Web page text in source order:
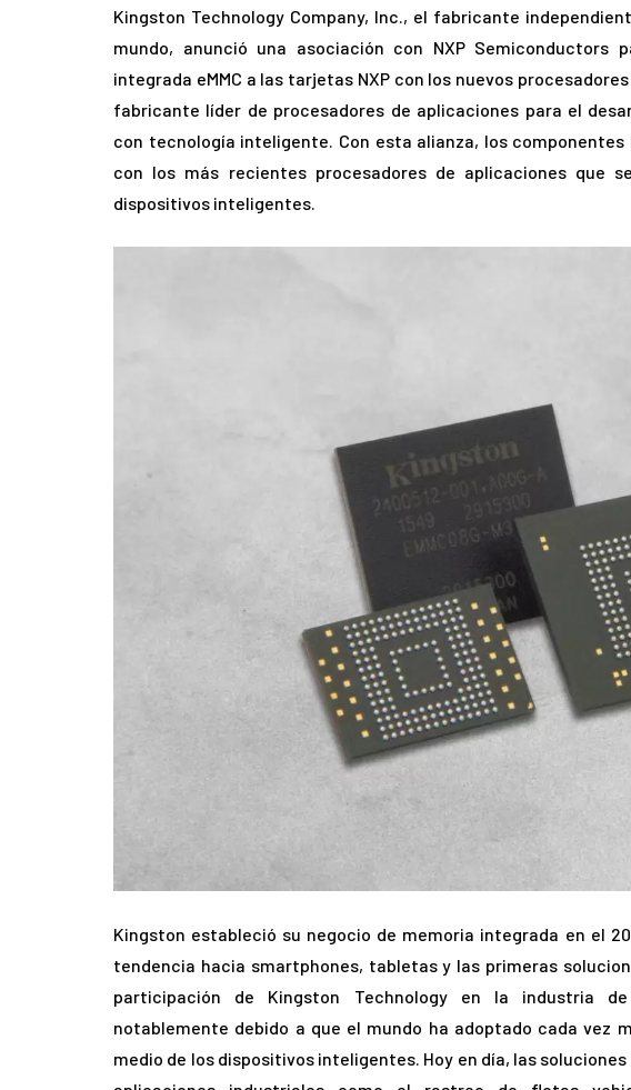
Kingston Technology Company, Inc., el fabricante
mundo, anunció una asociación con NXP Semiconductors
integrada eMMC a las tarjetas NXP con los nuevos procesadores
fabricante líder de procesadores de aplicaciones para el
con tecnología inteligente. Con esta alianza, los
con los más recientes procesadores de aplicaciones que
dispositivos inteligentes.
Kingston estableció su negocio de memoria integrada en el
tendencia hacia smartphones, tabletas y las primeras
participación de Kingston Technology en la industria
notablemente debido a que el mundo ha adoptado cada vez
medio de los dispositivos inteligentes. Hoy en día, las